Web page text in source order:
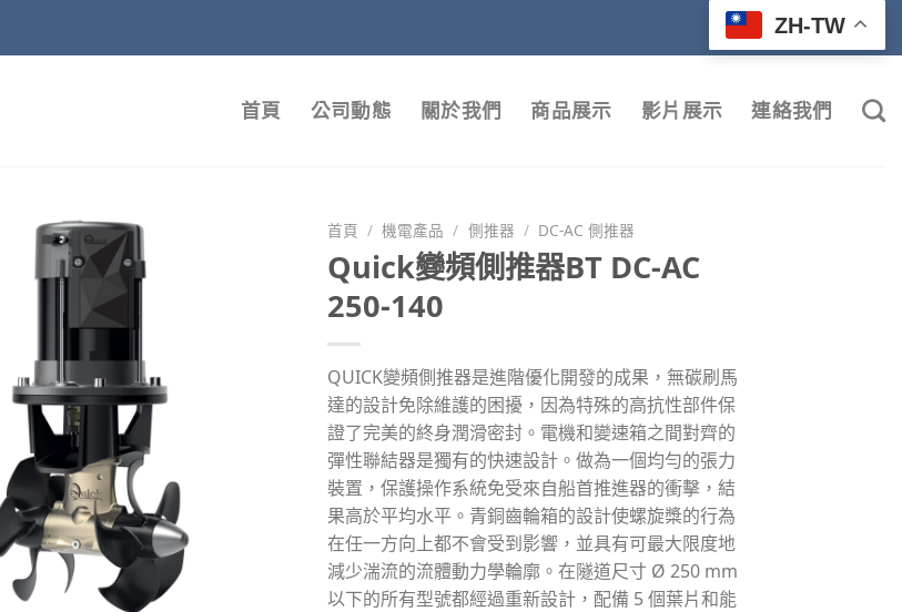
ZH-TW
首頁 公司動態 關於我們 商品展示 影片展示 連絡我們
首頁 / 機電產品 / 側推器 / DC-AC 側推器
Quick變頻側推器BT DC-AC
250-140
QUICK變頻側推器是進階優化開發的成果，無碳刷馬
達的設計免除維護的困擾，因為特殊的高抗性部件保
證了完美的終身潤滑密封。電機和變速箱之間對齊的
彈性聯結器是獨有的快速設計。做為一個均勻的張力
裝置，保護操作系統免受來自船首推進器的衝擊，結
果高於平均水平。青銅齒輪箱的設計使螺旋槳的行為
在任一方向上都不會受到影響，並具有可最大限度地
減少湍流的流體動力學輪廓。在隧道尺寸 Ø 250 mm
以下的所有型號都經過重新設計，配備 5 個葉片和能